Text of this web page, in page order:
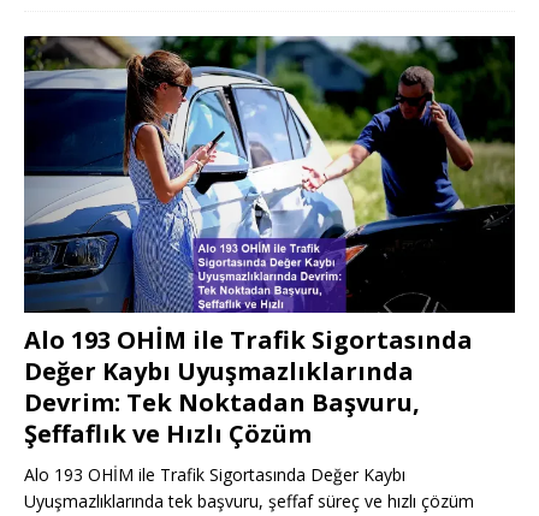
Alo 193 OHİM ile Trafik Sigortasında
Değer Kaybı Uyuşmazlıklarında
Devrim: Tek Noktadan Başvuru,
Şeffaflık ve Hızlı Çözüm
Alo 193 OHİM ile Trafik Sigortasında Değer Kaybı
Uyuşmazlıklarında tek başvuru, şeffaf süreç ve hızlı çözüm